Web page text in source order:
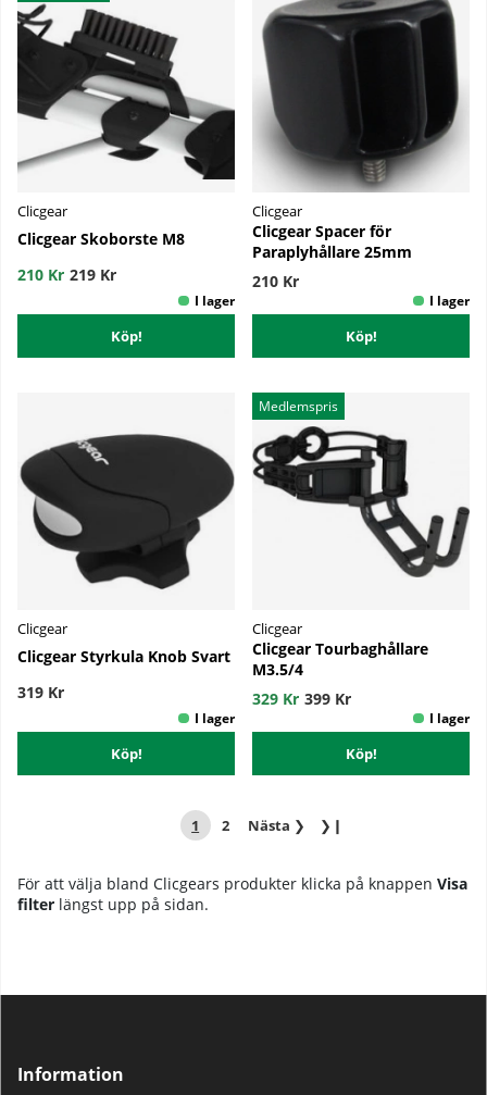
Clicgear
Clicgear Skoborste M8
210 Kr 219 Kr
Köp!
Clicgear
Clicgear Spacer för
Paraplyhållare 25mm
210 Kr
Köp!
Clicgear
Clicgear Styrkula Knob Svart
319 Kr
Köp!
Medlemspris
Clicgear
Clicgear Tourbaghållare
M3.5/4
329 Kr 399 Kr
Köp!
1 2 Nästa ❯ ❯❙
För att välja bland Clicgears produkter klicka på knappen Visa
filter längst upp på sidan.
Information